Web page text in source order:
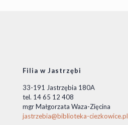
Filia w Jastrzębi
33-191 Jastrzębia 180A
tel. 14 65 12 408
mgr Małgorzata Waza-Zięcina
jastrzebia@biblioteka-ciezkowice.pl